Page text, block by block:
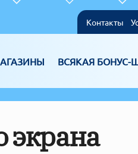
Контакты
ВСЯКАЯ БОНУС-
экрана